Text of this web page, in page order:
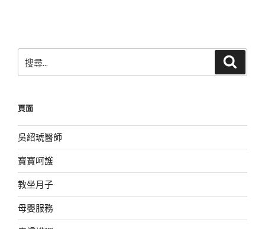
尋
字:
頁面
吳紹琥醫師
寶寶呵護
教坐月子
母嬰服務